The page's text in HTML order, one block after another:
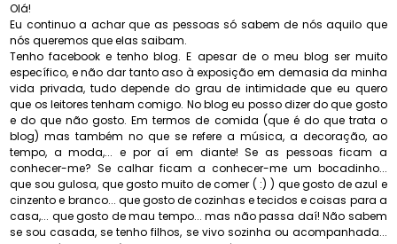
Olá!
Eu continuo a achar que as pessoas só sabem de nós aquilo que
nós queremos que elas saibam.
Tenho facebook e tenho blog. E apesar de o meu blog ser muito
específico, e não dar tanto aso à exposição em demasia da minha
vida privada, tudo depende do grau de intimidade que eu quero
que os leitores tenham comigo. No blog eu posso dizer do que gosto
e do que não gosto. Em termos de comida (que é do que trata o
blog) mas também no que se refere a música, a decoração, ao
tempo, a moda,... e por aí em diante! Se as pessoas ficam a
conhecer-me? Se calhar ficam a conhecer-me um bocadinho...
que sou gulosa, que gosto muito de comer ( :) ) que gosto de azul e
cinzento e branco... que gosto de cozinhas e tecidos e coisas para a
casa,... que gosto de mau tempo... mas não passa daí! Não sabem
se sou casada, se tenho filhos, se vivo sozinha ou acompanhada...